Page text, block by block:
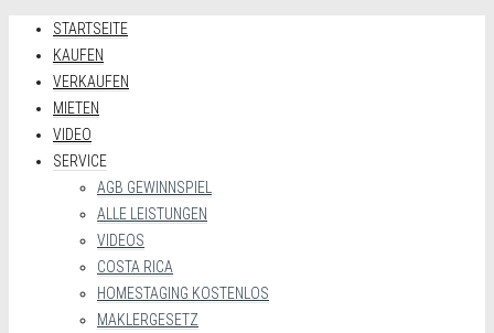
STARTSEITE
KAUFEN
VERKAUFEN
MIETEN
VIDEO
SERVICE
AGB GEWINNSPIEL
ALLE LEISTUNGEN
VIDEOS
COSTA RICA
HOMESTAGING KOSTENLOS
MAKLERGESETZ